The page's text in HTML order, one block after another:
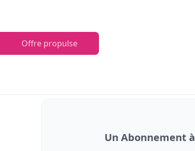
Offre propulse
Un Abonnement à